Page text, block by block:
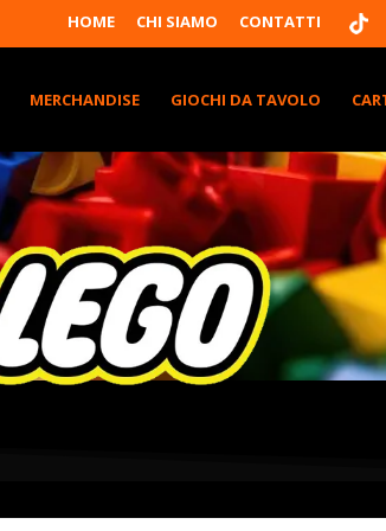
HOME CHI SIAMO CONTATTI
K
K
MERCHANDISE GIOCHI DA TAVOLO